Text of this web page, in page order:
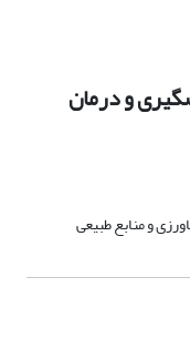
و درمان
و منابع طبیعی